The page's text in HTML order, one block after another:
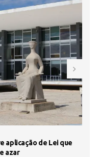
aplicação de Lei que
azar